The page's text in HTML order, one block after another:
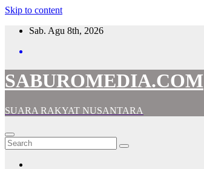
Skip to content
Sab. Agu 8th, 2026
SABUROMEDIA.COM
SUARA RAKYAT NUSANTARA